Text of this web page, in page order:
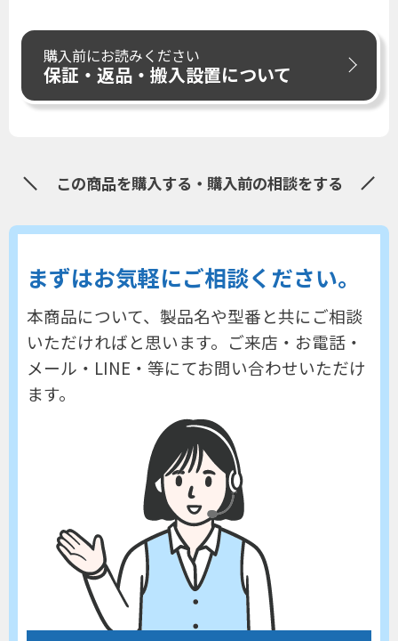
購入前にお読みください
保証・返品・搬入設置について
この商品を購入する・購入前の相談をする
まずはお気軽にご相談ください。
本商品について、製品名や型番と共にご相談
いただければと思います。 ご来店・お電話・
メール・LINE・等にてお問い合わせいただけ
ます。